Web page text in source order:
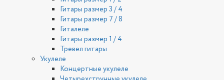
Гитары размер 3 / 4
Гитары размер 7 / 8
Гиталеле
Гитары размер 1 / 4
Тревел гитары
Укулеле
Концертные укулеле